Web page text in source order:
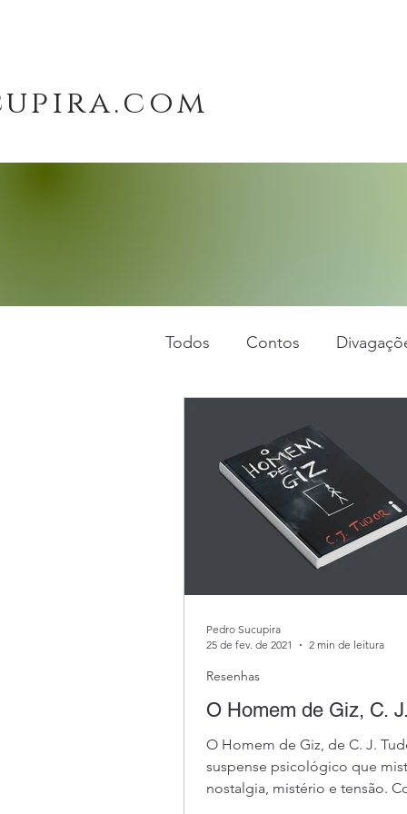
Todos Contos
O Homem de Giz, C. J.
O Homem de Giz, de C. J.
suspense psicológico que
nostalgia, mistério e tensão.
Resenhas
Pedro Sucupira
25 de fev. de 2021
2 min de leitura